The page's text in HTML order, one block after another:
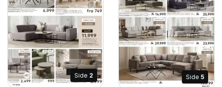
Side 2 Side 5